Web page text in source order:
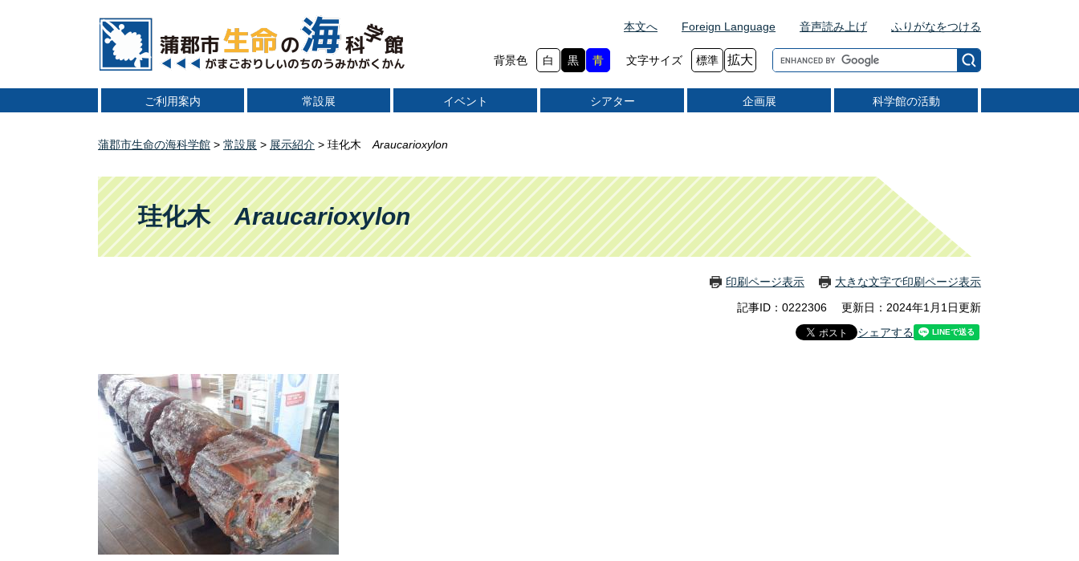
先
を
本文へ Foreign Language 音声読み上げ ふりがなをつける
背景色 白 黒 青 文字サイズ 標準 拡大
G
o
o
g
ス
タ
ム
検
索
ご利用案内 常設展 イベント シアター 企画展 科学館の活動
蒲郡市生命の海科学館 > 常設展 > 展示紹介 > 珪化木 Araucarioxylon
本
文
珪化木Araucarioxylon
印刷ページ表示
大きな文字で印刷ページ表示
記事ID：0222306
更新日：2024年1月1日更新
シェアする